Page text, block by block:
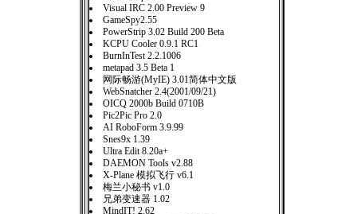
Visual IRC 2.00 Preview 9
GameSpy2.55
PowerStrip 3.02 Build 200 Beta
KCPU Cooler 0.9.1 RC1
BurnInTest 2.2.1006
metapad 3.5 Beta 1
网际畅游(MyIE) 3.01简体中文版
WebSnatcher 2.4(2001/09/21)
OICQ 2000b Build 0710B
Pic2Pic Pro 2.0
AI RoboForm 3.9.99
Snes9x 1.39
Ultra Edit 8.20a+
DAEMON Tools v2.88
X-Plane 模拟飞行 v6.1
梅兰小秘书 v1.0
兄弟变速器 1.02
MindIT! 2.62